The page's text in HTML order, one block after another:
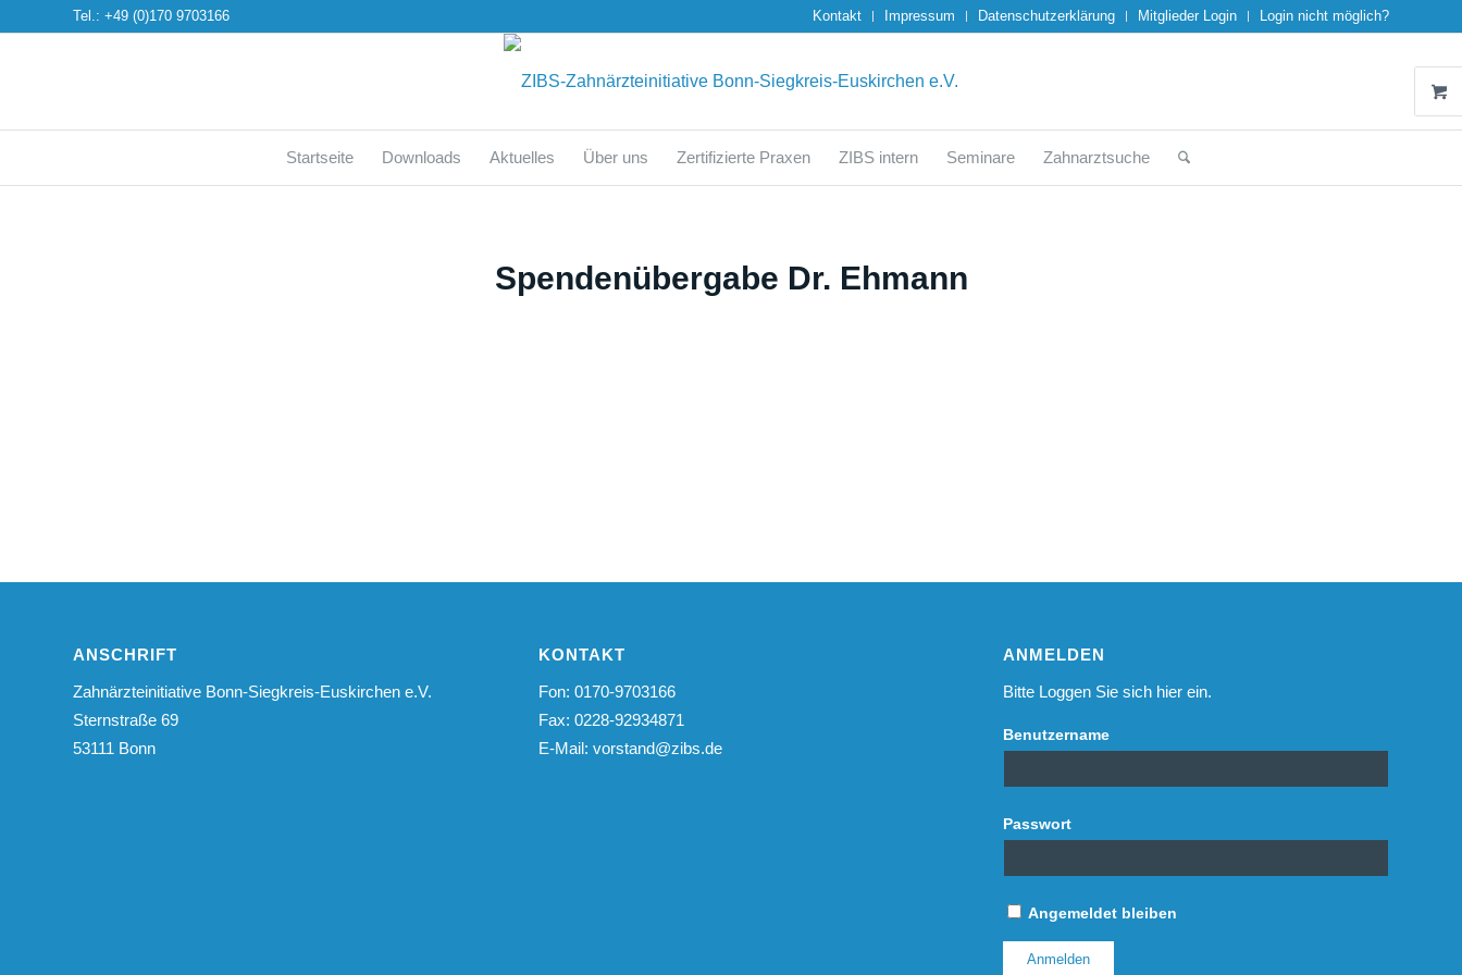
Kontakt Impressum Datenschutzerklärung Mitglieder Login Login nicht möglich?
Tel.: +49 (0)170 9703166
Startseite Downloads Aktuelles Über uns Zertifizierte Praxen ZIBS intern Seminare Zahnarztsuche
Spendenübergabe Dr. Ehmann
ANSCHRIFT
Zahnärzteinitiative Bonn-Siegkreis-Euskirchen e.V.
Sternstraße 69
53111 Bonn
KONTAKT
Fon: 0170-9703166
Fax: 0228-92934871
E-Mail: vorstand@zibs.de
ANMELDEN
Bitte Loggen Sie sich hier ein.
Benutzername
Passwort
Angemeldet bleiben